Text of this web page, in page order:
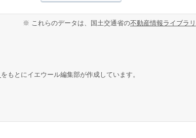
※ これらのデータは、国土交通省の不動産情報ライブラリ
をもとにイエウール編集部が作成しています。